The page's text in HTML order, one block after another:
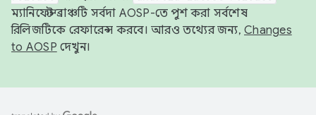
ম্যানিফেস্ট ব্রাঞ্চটি সর্বদা AOSP-তে পুশ করা সর্বশেষ
রিলিজটিকে রেফারেন্স করবে। আরও তথ্যের জন্য, Changes
to AOSP দেখুন।